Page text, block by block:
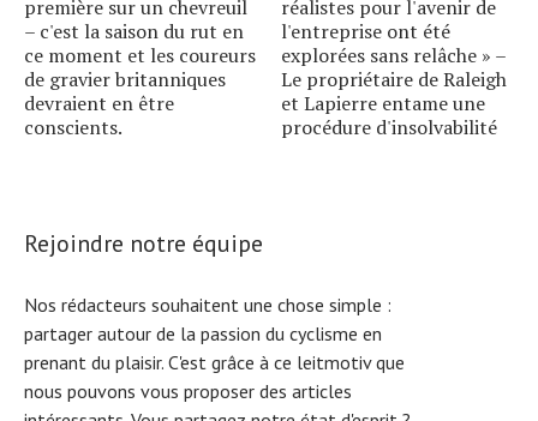
première sur un chevreuil
– c'est la saison du rut en
ce moment et les coureurs
de gravier britanniques
devraient en être
conscients.
réalistes pour l'avenir de
l'entreprise ont été
explorées sans relâche » –
Le propriétaire de Raleigh
et Lapierre entame une
procédure d'insolvabilité
Rejoindre notre équipe
Nos rédacteurs souhaitent une chose simple :
partager autour de la passion du cyclisme en
prenant du plaisir. C'est grâce à ce leitmotiv que
nous pouvons vous proposer des articles